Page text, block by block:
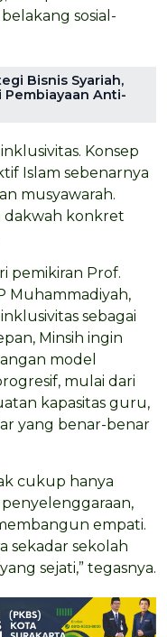
sosial-
Bisnis Syariah,
Pembiayaan Anti-
Konsep
Islam sebenarnya
musyawarah.
dakwah konkret
pemikiran Prof.
Muhammadiyah,
sebagai
Minsih ingin
model
mulai dari
kapasitas guru,
yang benar-benar
cukup hanya
empati.
sekadar sekolah
sejati,” tegasnya.